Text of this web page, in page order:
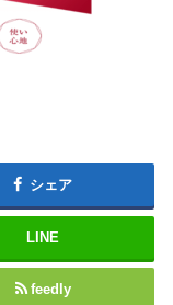
シェア
LINE
feedly